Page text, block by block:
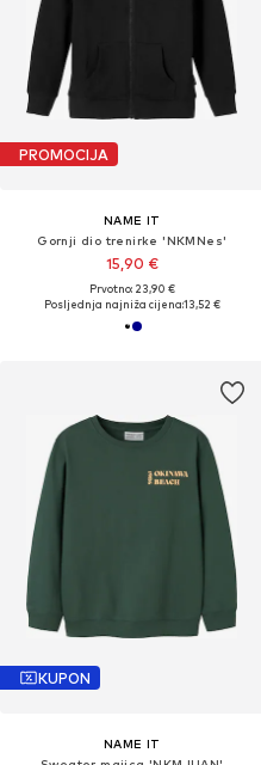
PROMOCIJA
NAME IT
Gornji dio trenirke 'NKMNes'
15,90 €
Prvotno: 23,90 €
Posljednja najniža cijena:13,52 €
KUPON
NAME IT